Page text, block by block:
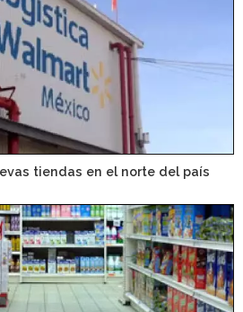
tiendas en el norte del país